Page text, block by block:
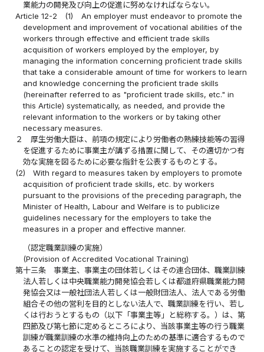
業能力の開発及び向上の促進に努めなければならない。
Article 12-2
(1)
An employer must endeavor to promote the
development and improvement of vocational abilities of the
workers through effective and efficient trade skills
acquisition of workers employed by the employer, by
managing the information concerning proficient trade skills
that take a considerable amount of time for workers to learn
and knowledge concerning the proficient trade skills
(hereinafter referred to as "proficient trade skills, etc." in
this Article) systematically, as needed, and provide the
relevant information to the workers or by taking other
necessary measures.
２
厚生労働大臣は、前項の規定により労働者の熟練技能等の習得
を促進するために事業主が講ずる措置に関して、その適切かつ有
効な実施を図るために必要な指針を公表するものとする。
(2)
With regard to measures taken by employers to promote
acquisition of proficient trade skills, etc. by workers
pursuant to the provisions of the preceding paragraph, the
Minister of Health, Labour and Welfare is to publicize
guidelines necessary for the employers to take the
measures in a proper and effective manner.
（認定職業訓練の実施）
(Provision of Accredited Vocational Training)
第十三条
事業主、事業主の団体若しくはその連合団体、職業訓練
法人若しくは中央職業能力開発協会若しくは都道府県職業能力開
発協会又は一般社団法人若しくは一般財団法人、法人である労働
組合その他の営利を目的としない法人で、職業訓練を行い、若し
くは行おうとするもの（以下「事業主等」と総称する。）は、第
四節及び第七節に定めるところにより、当該事業主等の行う職業
訓練が職業訓練の水準の維持向上のための基準に適合するもので
あることの認定を受けて、当該職業訓練を実施することができ